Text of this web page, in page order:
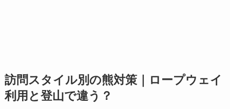
訪問スタイル別の熊対策｜ロープウェイ
利用と登山で違う？